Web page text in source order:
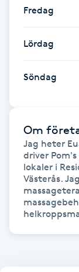
Gruppträning
Gua Sha-
Hatha Yoga
Fredag
Lördag
Söndag
Om
Jag heter
driver
lokaler i
Västerås.